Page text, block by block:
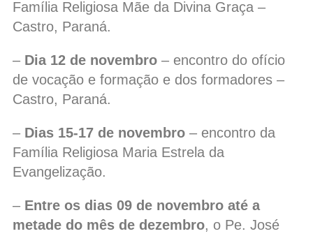
Família Religiosa Mãe da Divina Graça –
Castro, Paraná.
– Dia 12 de novembro – encontro do ofício
de vocação e formação e dos formadores –
Castro, Paraná.
– Dias 15-17 de novembro – encontro da
Família Religiosa Maria Estrela da
Evangelização.
– Entre os dias 09 de novembro até a
metade do mês de dezembro, o Pe. José